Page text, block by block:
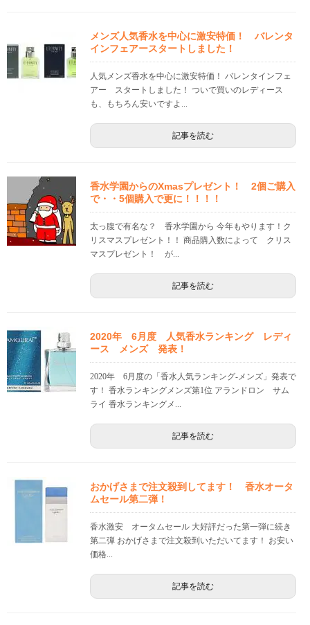
メンズ人気香水を中心に激安特価！ バレンタ
インフェアースタートしました！
人気メンズ香水を中心に激安特価！ バレンタインフェ
アー スタートしました！ ついで買いのレディース
も、もちろん安いですよ...
記事を読む
香水学園からのXmasプレゼント！ 2個ご購入
で・・5個購入で更に！！！！
太っ腹で有名な？ 香水学園から 今年もやります！ク
リスマスプレゼント！！ 商品購入数によって クリス
マスプレゼント！ が...
記事を読む
2020年 6月度 人気香水ランキング レディ
ース メンズ 発表！
2020年 6月度の「香水人気ランキング-メンズ」発表で
す！ 香水ランキングメンズ第1位 アランドロン サム
ライ 香水ランキングメ...
記事を読む
おかげさまで注文殺到してます！ 香水オータ
ムセール第二弾！
香水激安 オータムセール 大好評だった第一弾に続き
第二弾 おかげさまで注文殺到いただいてます！ お安い
価格...
記事を読む